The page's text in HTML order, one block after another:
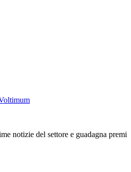
notizie del settore e guadagna premi